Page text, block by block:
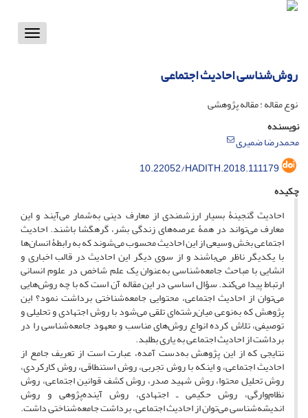
Toggle
روش‌شناسی احادیث اجتماعی
نوع مقاله : مقاله پژوهشی
نویسنده
محمدرضا ضمیری
10.22052/HADITH.2018.111179
چکیده
احادیث گنجینۀ بسیار ارزشمندی از معارف دینی به‌شمار می‌آیند و این
معارف می‌تواند در همۀ عرصه‌های زندگی بشر، گرهگشا باشند. احادیث
اجتماعی بخش وسیعی از این احادیث محسوب می‌شوند که به رابطۀ انسان‌ها
با یکدیگر ناظر می‌باشند و از سوی دیگر این احادیث در قالب اخباری و
انشایی با مباحث جامعه‌شناسی به‌عنوان یک علم شاخص در علوم انسانی
ارتباط پیدا می‌کند. سؤال اساسی در این مقاله آن است که با چه روش‌هایی
می‌توان از احادیث اجتماعی، محتوایی جامعه‌شناختی برداشت نمود؟ این
پژوهش که به‌نوعی میان‌رشته‌ای تلقی می‌شود با روش اجتهادی و تحلیلی و
توصیفی، تلاش کرده انواع روش‌های مناسب و معهود جامعه‌شناسی را در
برداشت از احادیث اجتماعی به یاری بطلبد.
نتایجی که از این پژوهش به‌دست آمده، عبارت است از تعریف جامع از
احادیث اجتماعی، و اینکه با روش تجربی، روش استنطاقی، روش کارکردی،
روش تحلیل محتوا، روش شهید صدر، روش کشف قوانین اجتماعی، روش
نظام‌وارگی، روش حکیمی ـ اجتهادی، روش آینده‌پژوهی و روش
اندیشه‌شناسی می‌توان از احادیث اجتماعی، برداشت جامعه‌شناختی داشت.